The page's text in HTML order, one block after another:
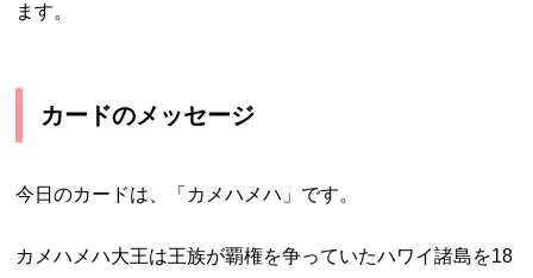
ます。
カードのメッセージ
今日のカードは、「カメハメハ」です。
カメハメハ大王は王族が覇権を争っていたハワイ諸島を18